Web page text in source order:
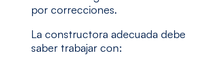
por correcciones.
La constructora adecuada debe
saber trabajar con: